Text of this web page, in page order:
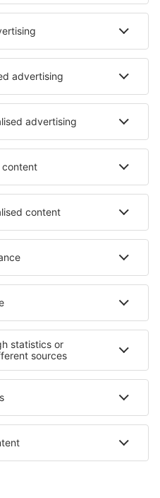
Hoteluri în Grimentz
în Opaljenik
în Fusio
Hoteluri în Oberstdorf
in Moselle Valley
Hunedoara județul
Hoteluri în Bohol